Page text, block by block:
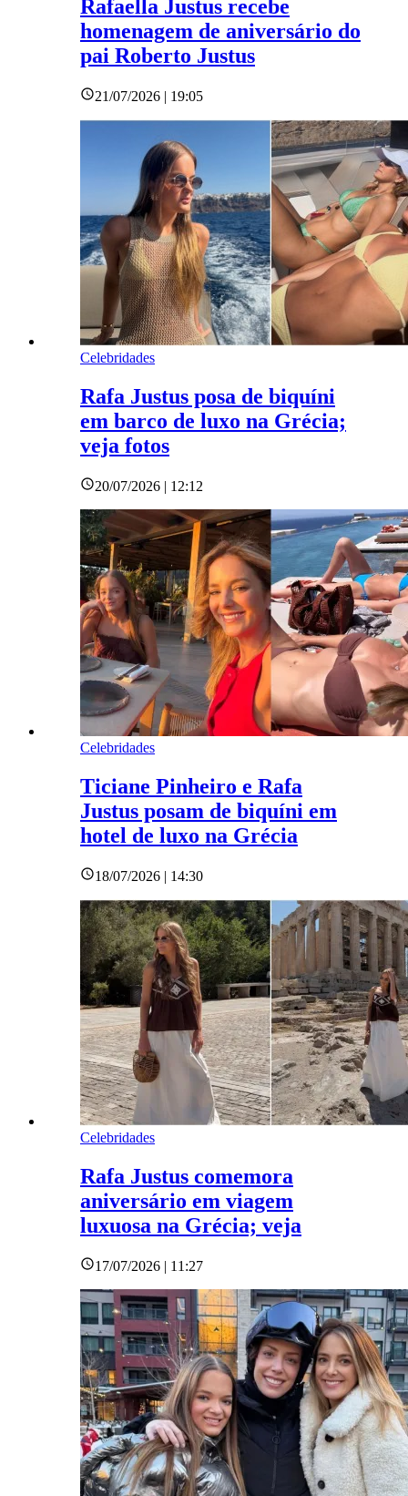
Rafaella Justus recebe
homenagem de aniversário do
pai Roberto Justus
21/07/2026 | 19:05
Celebridades
Rafa Justus posa de biquíni
em barco de luxo na Grécia;
veja fotos
20/07/2026 | 12:12
Celebridades
Ticiane Pinheiro e Rafa
Justus posam de biquíni em
hotel de luxo na Grécia
18/07/2026 | 14:30
Celebridades
Rafa Justus comemora
aniversário em viagem
luxuosa na Grécia; veja
17/07/2026 | 11:27